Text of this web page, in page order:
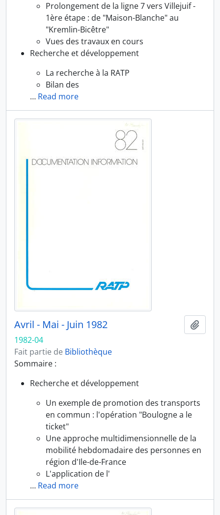
Prolongement de la ligne 7 vers Villejuif -
1ère étape : de "Maison-Blanche" au
"Kremlin-Bicêtre"
Vues des travaux en cours
Recherche et développement
La recherche à la RATP
Bilan des
… Read more
Avril - Mai - Juin 1982
1982-04
Fait partie de Bibliothèque
Sommaire :
Recherche et développement
Un exemple de promotion des transports
en commun : l'opération "Boulogne a le
ticket"
Une approche multidimensionnelle de la
mobilité hebdomadaire des personnes en
région d'Ile-de-France
L'application de l'
… Read more